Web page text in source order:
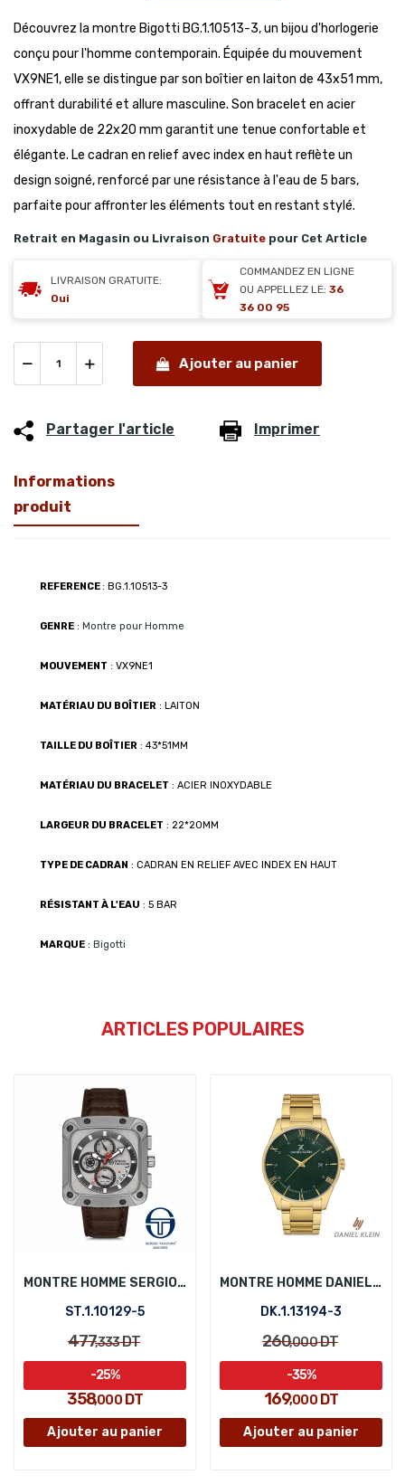
Découvrez la montre Bigotti BG.1.10513-3, un bijou d'horlogerie
conçu pour l'homme contemporain. Équipée du mouvement
VX9NE1, elle se distingue par son boîtier en laiton de 43x51 mm,
offrant durabilité et allure masculine. Son bracelet en acier
inoxydable de 22x20 mm garantit une tenue confortable et
élégante. Le cadran en relief avec index en haut reflète un
design soigné, renforcé par une résistance à l'eau de 5 bars,
parfaite pour affronter les éléments tout en restant stylé.
Retrait en Magasin ou Livraison Gratuite pour Cet Article
LIVRAISON GRATUITE:
Oui
COMMANDEZ EN LIGNE
OU APPELLEZ LE: 36
36 00 95
Ajouter au panier
Partager l'article Imprimer
Informations
produit
REFERENCE : BG.1.10513-3
GENRE : Montre pour Homme
MOUVEMENT : VX9NE1
MATÉRIAU DU BOÎTIER : LAITON
TAILLE DU BOÎTIER : 43*51MM
MATÉRIAU DU BRACELET : ACIER INOXYDABLE
LARGEUR DU BRACELET : 22*20MM
TYPE DE CADRAN : CADRAN EN RELIEF AVEC INDEX EN HAUT
RÉSISTANT À L'EAU : 5 BAR
MARQUE : Bigotti
ARTICLES POPULAIRES
MONTRE HOMME SERGIO TACCHINI ST.1.10129-5
ST.1.10129-5
477,333DT
358,000DT
-25%
Ajouter au panier
MONTRE HOMME DANIEL KLEIN DK.1.13194-3
DK.1.13194-3
260,000DT
169,000DT
-35%
Ajouter au panier